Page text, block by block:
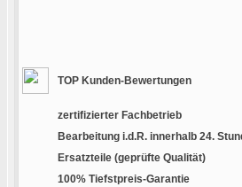
TOP Kunden-Bewertungen
zertifizierter Fachbetrieb
Bearbeitung i.d.R. innerhalb 24.
Ersatzteile (geprüfte Qualität)
100% Tiefstpreis-Garantie